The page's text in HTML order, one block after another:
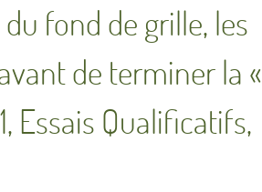
fond de grille, les
de terminer la «
Essais Qualificatifs,